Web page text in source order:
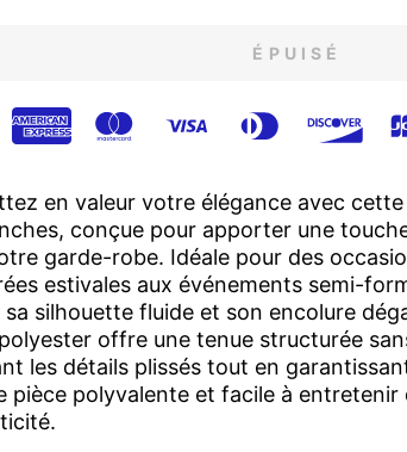
ÉPUISÉ
en valeur votre élégance avec
conçue pour apporter une
garde-robe. Idéale pour des
estivales aux événements semi-
sa silhouette fluide et son encolure
offre une tenue structurée
les détails plissés tout en
pièce polyvalente et facile à entretenir